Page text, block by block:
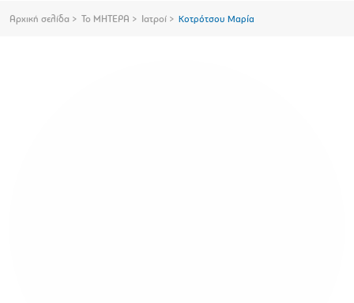
Αρχική σελίδα Το ΜΗΤΕΡΑ Ιατροί Κοτρότσου Μαρία